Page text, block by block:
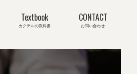
Textbook
カクテルの教科書
CONTACT
お問い合わせ